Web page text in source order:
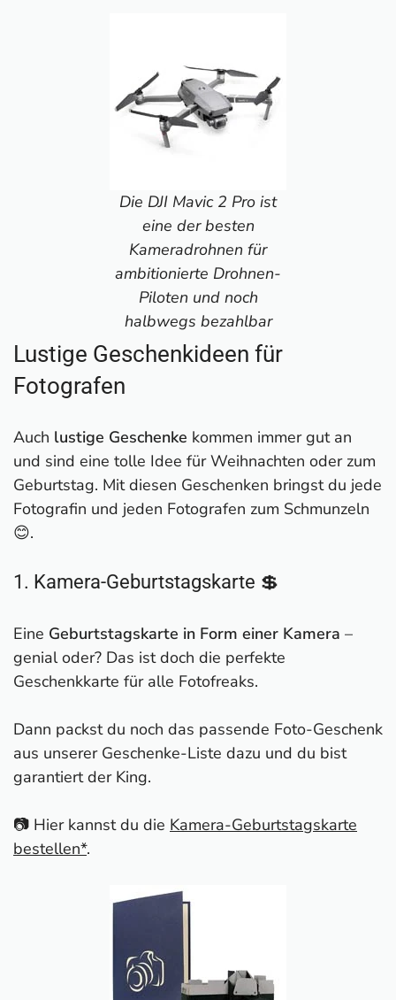
Die DJI Mavic 2 Pro ist
eine der besten
Kameradrohnen für
ambitionierte Drohnen-
Piloten und noch
halbwegs bezahlbar
Lustige Geschenkideen für
Fotografen
Auch lustige Geschenke kommen immer gut an
und sind eine tolle Idee für Weihnachten oder zum
Geburtstag. Mit diesen Geschenken bringst du jede
Fotografin und jeden Fotografen zum Schmunzeln
😊.
1. Kamera-Geburtstagskarte 💲
Eine Geburtstagskarte in Form einer Kamera –
genial oder? Das ist doch die perfekte
Geschenkkarte für alle Fotofreaks.
Dann packst du noch das passende Foto-Geschenk
aus unserer Geschenke-Liste dazu und du bist
garantiert der King.
📷 Hier kannst du die Kamera-Geburtstagskarte
bestellen*.